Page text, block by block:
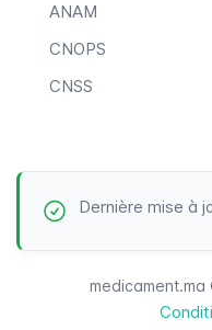
ANAM
CNOPS
CNSS
Dernière mise à